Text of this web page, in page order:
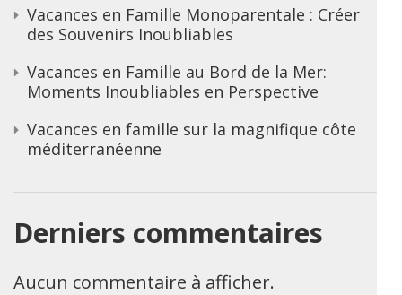
Vacances en Famille Monoparentale : Créer
des Souvenirs Inoubliables
Vacances en Famille au Bord de la Mer:
Moments Inoubliables en Perspective
Vacances en famille sur la magnifique côte
méditerranéenne
Derniers commentaires
Aucun commentaire à afficher.